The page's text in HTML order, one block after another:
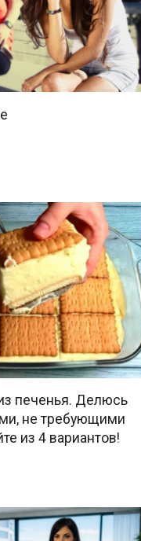
печенья. Делюсь
не требующими
из 4 вариантов!